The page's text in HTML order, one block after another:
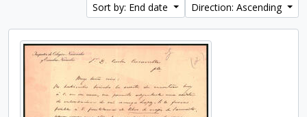
Sort by: End date
Direction: Ascending